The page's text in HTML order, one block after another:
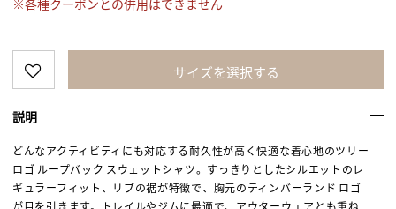
※各種クーポンとの併用はできません
サイズを選択する
説明
どんなアクティビティにも対応する耐久性が高く快適な着心地のツリー
ロゴ ループバック スウェットシャツ。すっきりとしたシルエットのレ
ギュラーフィット、リブの裾が特徴で、胸元のティンバーランド ロゴ